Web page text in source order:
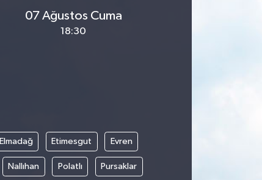
07 Ağustos Cuma
18:30
Elmadağ Etimesgut Evren
Nallıhan Polatlı Pursaklar